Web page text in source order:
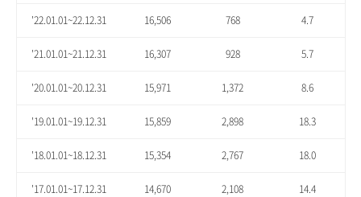
'22.01.01~22.12.31 16,506 768 4.7
'21.01.01~21.12.31 16,307 928 5.7
'20.01.01~20.12.31 15,971 1,372 8.6
'19.01.01~19.12.31 15,859 2,898 18.3
'18.01.01~18.12.31 15,354 2,767 18.0
'17.01.01~17.12.31 14,670 2,108 14.4